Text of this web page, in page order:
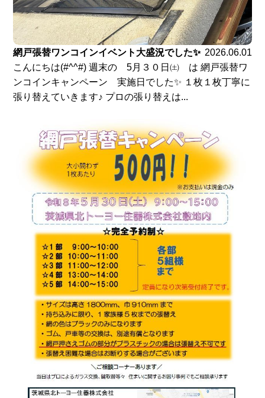
網戸張替ワンコインイベント大盛況でした✨ 2026.06.01
こんにちは(#^^#) 週末の 5月３０日㈯ は 網戸張替ワ
ンコインキャンペーン 実施日でした✨ １枚１枚丁寧に
張り替えていきます♪ プロの張り替えは...